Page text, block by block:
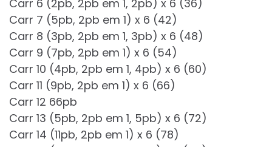
Carr 6 (2pb, 2pb em 1, 2pb) x 6 (36)
Carr 7 (5pb, 2pb em 1) x 6 (42)
Carr 8 (3pb, 2pb em 1, 3pb) x 6 (48)
Carr 9 (7pb, 2pb em 1) x 6 (54)
Carr 10 (4pb, 2pb em 1, 4pb) x 6 (60)
Carr 11 (9pb, 2pb em 1) x 6 (66)
Carr 12 66pb
Carr 13 (5pb, 2pb em 1, 5pb) x 6 (72)
Carr 14 (11pb, 2pb em 1) x 6 (78)